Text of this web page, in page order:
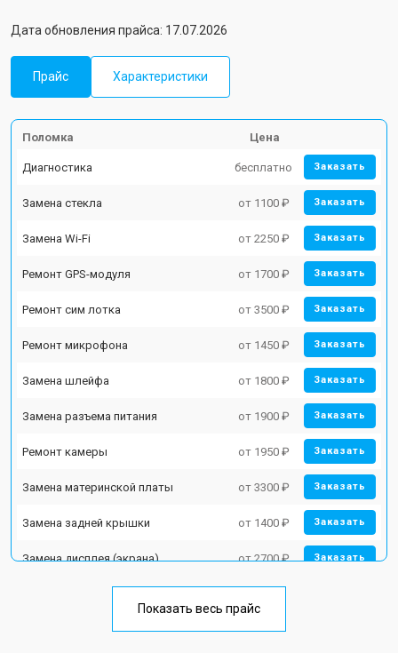
Дата обновления прайса: 17.07.2026
Прайс Характеристики
Поломка Цена
Диагностика бесплатно Заказать
Замена стекла от 1100 ₽ Заказать
Замена Wi-Fi от 2250 ₽ Заказать
Ремонт GPS-модуля от 1700 ₽ Заказать
Ремонт сим лотка от 3500 ₽ Заказать
Ремонт микрофона от 1450 ₽ Заказать
Замена шлейфа от 1800 ₽ Заказать
Замена разъема питания от 1900 ₽ Заказать
Ремонт камеры от 1950 ₽ Заказать
Замена материнской платы от 3300 ₽ Заказать
Замена задней крышки от 1400 ₽ Заказать
Замена дисплея (экрана) от 2700 ₽ Заказать
Замена кнопки включения от 1750 ₽
Показать весь прайс